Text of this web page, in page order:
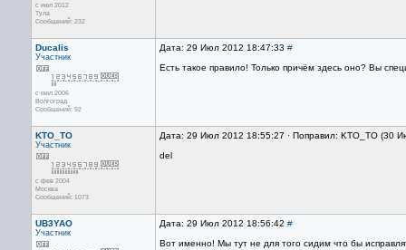
с июл 2012
Тула
Сообщений: 232
Ducalis
Участник
с июл 2006
Волгоград
Сообщений: 92
Дата: 29 Июл 2012 18:47:33 #
Есть такое правило! Только причём здесь оно? Вы
KTO_TO
Участник
с фев 2004
Москва
Сообщений: 1073
Дата: 29 Июл 2012 18:55:27 · Поправил: KTO_TO (30
del
UB3YAO
Участник
Дата: 29 Июл 2012 18:56:42 #
Вот именно! Мы тут не для того сидим что бы